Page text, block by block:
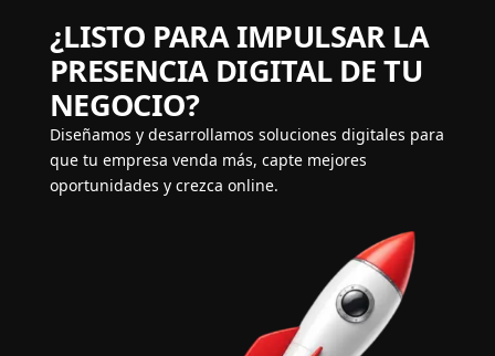
¿LISTO PARA IMPULSAR LA
PRESENCIA DIGITAL DE TU
NEGOCIO?
Diseñamos y desarrollamos soluciones digitales para
que tu empresa venda más, capte mejores
oportunidades y crezca online.